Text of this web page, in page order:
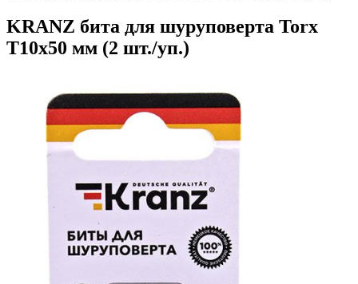
KRANZ бита для шуруповерта Torx
T10х50 мм (2 шт./уп.)